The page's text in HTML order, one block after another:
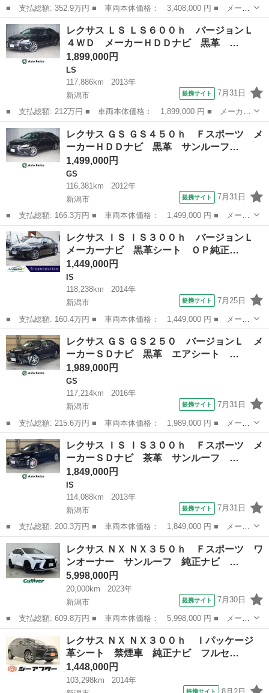
■ 支払総額: 352.9万円 ■ 車両本体価格： 3,408,000 円 ■ メーカ
ー名： レクサス ■ 車種名： ＲＸ ■ グレード名： ＲＸ３０
０ バージョンＬ ４ＷＤ 禁煙車 純正１２．３型ナビ バックカ
メラ ＣＤ...
新潟 新潟市 RX
レクサス ＬＳ ＬＳ６００ｈ バージョンＬ
４ＷＤ メーカーＨＤＤナビ 黒革 …
1,899,000円
LS
117,886km
2013年
新潟市
提携サイト 7月31日
■ 支払総額: 212万円 ■ 車両本体価格： 1,899,000 円 ■ メーカー
名： レクサス ■ 車種名： ＬＳ ■ グレード名： ＬＳ６００
ｈ バージョンＬ ４ＷＤ メーカーＨＤＤナビ 黒革 サンルー
フ 前後席エア...
新潟 新潟市 LS
レクサス ＧＳ ＧＳ４５０ｈ Ｆスポーツ メ
ーカーＨＤＤナビ 黒革 サンルーフ…
1,499,000円
GS
116,381km
2012年
新潟市
提携サイト 7月31日
■ 支払総額: 166.3万円 ■ 車両本体価格： 1,499,000 円 ■ メーカ
ー名： レクサス ■ 車種名： ＧＳ ■ グレード名： ＧＳ４５０
ｈ Ｆスポーツ メーカーＨＤＤナビ 黒革 サンルーフ ＰＣＳ
レーダー...
新潟 新潟市 GS
レクサス ＩＳ ＩＳ３００ｈ バージョンＬ
メーカーナビ 黒革シート ＯＰ純正…
1,449,000円
IS
118,238km
2014年
新潟市
提携サイト 7月25日
■ 支払総額: 160.4万円 ■ 車両本体価格： 1,449,000 円 ■ メーカ
ー名： レクサス ■ 車種名： ＩＳ ■ グレード名： ＩＳ３００
ｈ バージョンＬ メーカーナビ 黒革シート ＯＰ純正１８インチ
ＡＷ 電...
新潟 新潟市 IS
レクサス ＧＳ ＧＳ２５０ バージョンＬ メ
ーカーＳＤナビ 黒革 エアシート …
1,989,000円
GS
117,214km
2016年
新潟市
提携サイト 7月31日
■ 支払総額: 215.6万円 ■ 車両本体価格： 1,989,000 円 ■ メーカ
ー名： レクサス ■ 車種名： ＧＳ ■ グレード名： ＧＳ２５
０ バージョンＬ メーカーＳＤナビ 黒革 エアシート 前後席シ
ートヒータ...
新潟 新潟市 GS
レクサス ＩＳ ＩＳ３００ｈ Ｆスポーツ メ
ーカーＳＤナビ 茶革 サンルーフ …
1,849,000円
IS
114,088km
2013年
新潟市
提携サイト 7月31日
■ 支払総額: 200.3万円 ■ 車両本体価格： 1,849,000 円 ■ メーカ
ー名： レクサス ■ 車種名： ＩＳ ■ グレード名： ＩＳ３００
ｈ Ｆスポーツ メーカーＳＤナビ 茶革 サンルーフ ＰＣＳ レ
ーダーク...
新潟 新潟市 IS
レクサス ＮＸ ＮＸ３５０ｈ Ｆスポーツ ワ
ンオーナー サンルーフ 純正ナビ …
5,998,000円
20,000km
2023年
新潟市
提携サイト 7月30日
■ 支払総額: 609.8万円 ■ 車両本体価格： 5,998,000 円 ■ メーカ
ー名： レクサス ■ 車種名： ＮＸ ■ グレード名： ＮＸ３５０
ｈ Ｆスポーツ ワンオーナー サンルーフ 純正ナビ プリクラッ
シュセー...
新潟市 レクサス
レクサス ＮＸ ＮＸ３００ｈ Ｉパッケージ
革シート 禁煙車 純正ナビ フルセ…
1,448,000円
103,298km
2014年